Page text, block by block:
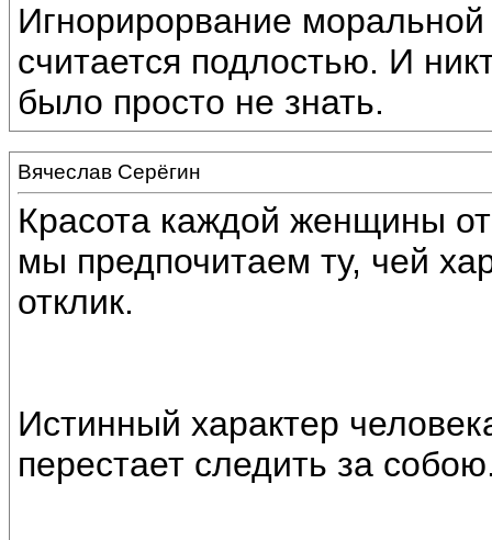
Игнорирорвание
считается подлостью. И
было просто не знать.
Вячеслав Серёгин
Красота каждой женщины
мы предпочитаем ту, чей
отклик.
Истинный характер
перестает следить за